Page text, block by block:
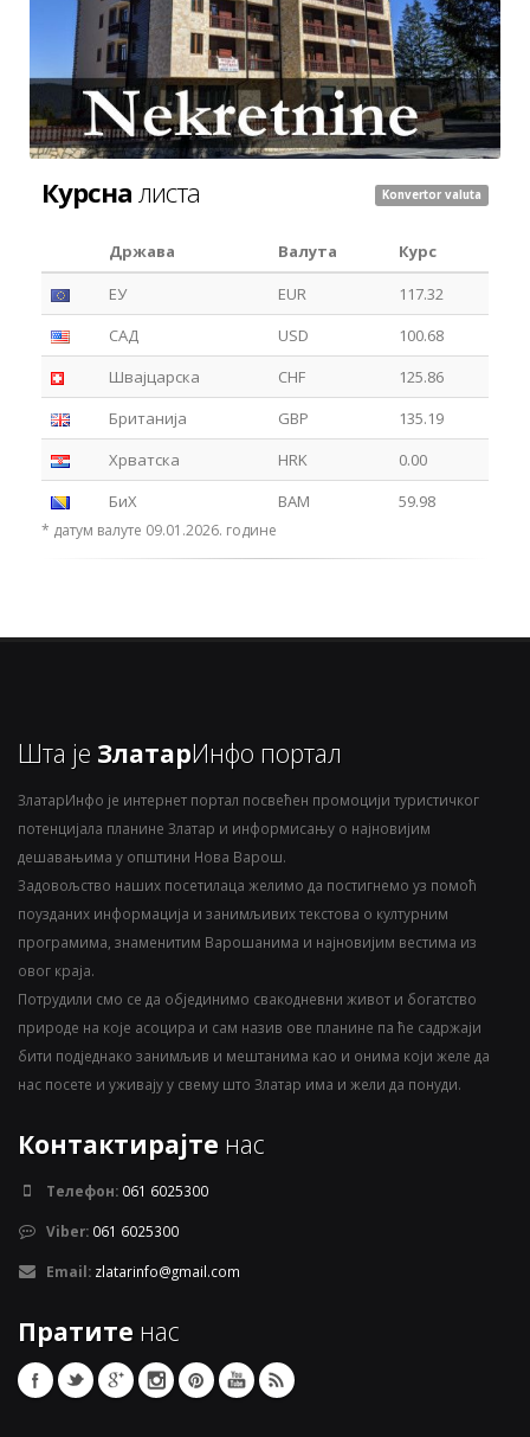
Курсна листа Konvertor valuta
Држава Валута
Курс
ЕУ
EUR
117.32
САД
USD
100.68
Швајцарска
CHF
125.86
Британија
GBP
135.19
Хрватска
HRK
0.00
БиХ
BAM 59.98
* датум валуте 09.01.2026. године
Шта је ЗлатарИнфо портал
ЗлатарИнфо је интернет портал посвећен промоцији туристичког
потенцијала планине Златар и информисању о најновијим
дешавањима у општини Нова Варош.
Задовољство наших посетилаца желимо да постигнемо уз помоћ
поузданих информација и занимљивих текстова о културним
програмима, знаменитим Варошанима и најновијим вестима из
овог краја.
Потрудили смо се да објединимо свакодневни живот и богатство
природе на које асоцира и сам назив ове планине па ће садржаји
бити подједнако занимљив и мештанима као и онима који желе да
нас посете и уживају у свему што Златар има и жели да понуди.
Контактирајте нас
Телефон: 061 6025300
Viber: 061 6025300
Email: zlatarinfo@gmail.com
Пратите нас